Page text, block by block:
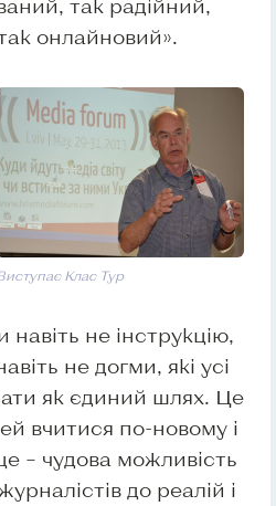
так радійний,
онлайновий».
Клас Тур
навіть не інструкцію,
не догми, які усі
як єдиний шлях. Це
вчитися по-новому і
– чудова можливість
до реалій і